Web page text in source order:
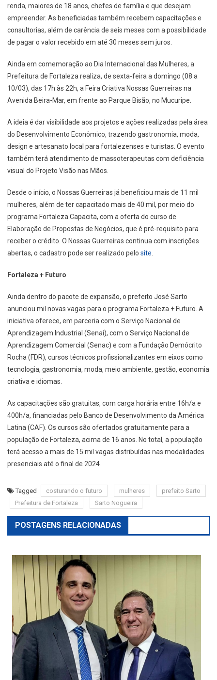
renda, maiores de 18 anos, chefes de família e que desejam
empreender. As beneficiadas também recebem capacitações e
consultorias, além de carência de seis meses com a possibilidade
de pagar o valor recebido em até 30 meses sem juros.
Ainda em comemoração ao Dia Internacional das Mulheres, a
Prefeitura de Fortaleza realiza, de sexta-feira a domingo (08 a
10/03), das 17h às 22h, a Feira Criativa Nossas Guerreiras na
Avenida Beira-Mar, em frente ao Parque Bisão, no Mucuripe.
A ideia é dar visibilidade aos projetos e ações realizadas pela área
do Desenvolvimento Econômico, trazendo gastronomia, moda,
design e artesanato local para fortalezenses e turistas. O evento
também terá atendimento de massoterapeutas com deficiência
visual do Projeto Visão nas Mãos.
Desde o início, o Nossas Guerreiras já beneficiou mais de 11 mil
mulheres, além de ter capacitado mais de 40 mil, por meio do
programa Fortaleza Capacita, com a oferta do curso de
Elaboração de Propostas de Negócios, que é pré-requisito para
receber o crédito. O Nossas Guerreiras continua com inscrições
abertas, o cadastro pode ser realizado pelo site.
Fortaleza + Futuro
Ainda dentro do pacote de expansão, o prefeito José Sarto
anunciou mil novas vagas para o programa Fortaleza + Futuro. A
iniciativa oferece, em parceria com o Serviço Nacional de
Aprendizagem Industrial (Senai), com o Serviço Nacional de
Aprendizagem Comercial (Senac) e com a Fundação Demócrito
Rocha (FDR), cursos técnicos profissionalizantes em eixos como
tecnologia, gastronomia, moda, meio ambiente, gestão, economia
criativa e idiomas.
As capacitações são gratuitas, com carga horária entre 16h/a e
400h/a, financiadas pelo Banco de Desenvolvimento da América
Latina (CAF). Os cursos são ofertados gratuitamente para a
população de Fortaleza, acima de 16 anos. No total, a população
terá acesso a mais de 15 mil vagas distribuídas nas modalidades
presenciais até o final de 2024.
Tagged costurando o futuro mulheres
prefeito Sarto
Prefeitura de Fortaleza
Sarto Nogueira
POSTAGENS RELACIONADAS